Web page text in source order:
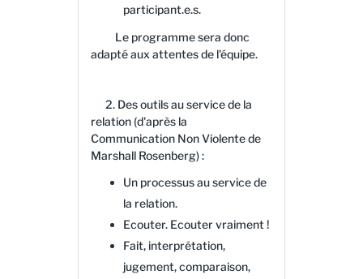
participant.e.s.
​​​​​​Le programme sera donc
adapté aux attentes de l'équipe.
2. Des outils au service de la
relation (d'après la
Communication Non Violente de
Marshall Rosenberg) :
Un processus au service de
la relation.
Ecouter. Ecouter vraiment !
Fait, interprétation,
jugement, comparaison,